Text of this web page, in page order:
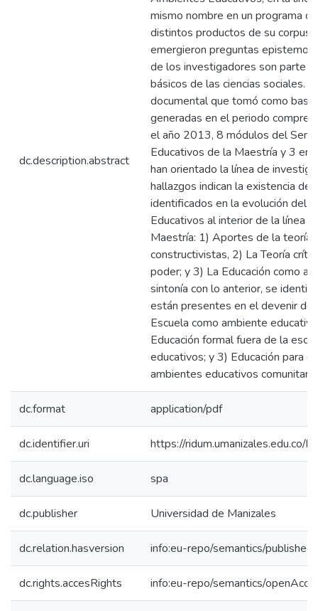
dc.description.abstract
mismo nombre en un programa
distintos productos de su corpus
emergieron preguntas
de los investigadores son parte
básicos de las ciencias sociales.
documental que tomó como
generadas en el periodo
el año 2013, 8 módulos del
Educativos de la Maestría y 3
han orientado la línea de
hallazgos indican la existencia
identificados en la evolución del
Educativos al interior de la línea
Maestría: 1) Aportes de la teoría
constructivistas, 2) La Teoría
poder; y 3) La Educación como
sintonía con lo anterior, se
están presentes en el devenir de
Escuela como ambiente
Educación formal fuera de la
educativos; y 3) Educación para
ambientes educativos
dc.format application/pdf
dc.identifier.uri https://
dc.language.iso spa
dc.publisher Universidad de Manizales
dc.relation.hasversion info:eu-repo/semantics/
dc.rights.accesRights info:eu-repo/semantics/